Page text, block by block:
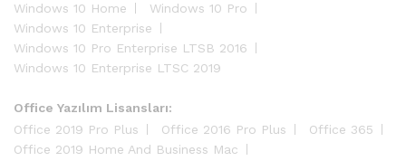
Windows 10 Home
Windows 10 Pro
Windows 10 Enterprise
Windows 10 Pro Enterprise LTSB 2016
Windows 10 Enterprise LTSC 2019
Office Yazılım Lisansları:
Office 2019 Pro Plus
Office 2016 Pro Plus
Office 365
Office 2019 Home And Business Mac